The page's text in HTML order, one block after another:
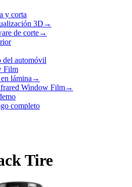
y corta
3D →
de corte→
del automóvil
Film
lámina →
Window Film→
completo
Tire